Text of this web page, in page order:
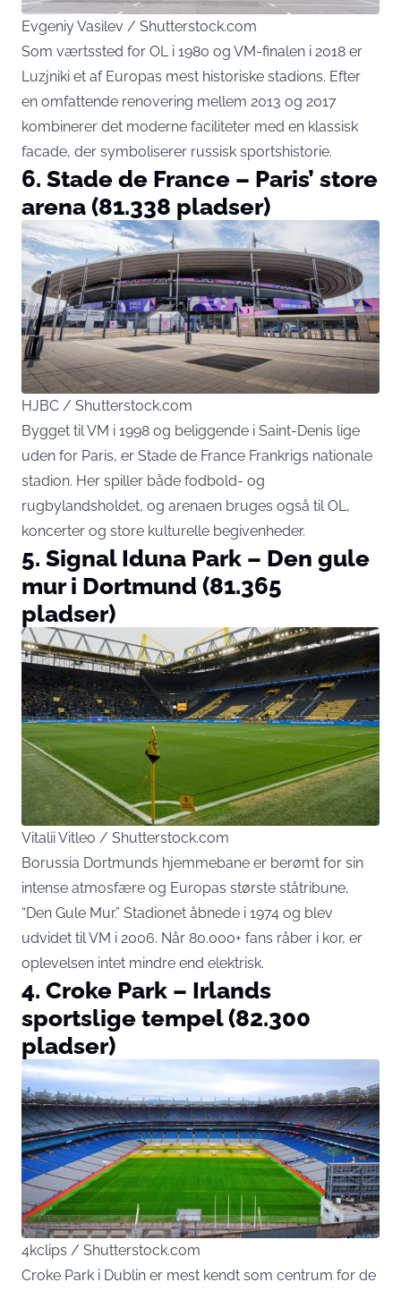
Evgeniy Vasilev / Shutterstock.com
Som værtssted for OL i 1980 og VM-finalen i 2018 er
Luzjniki et af Europas mest historiske stadions. Efter
en omfattende renovering mellem 2013 og 2017
kombinerer det moderne faciliteter med en klassisk
facade, der symboliserer russisk sportshistorie.
6. Stade de France – Paris’ store
arena (81.338 pladser)
HJBC / Shutterstock.com
Bygget til VM i 1998 og beliggende i Saint-Denis lige
uden for Paris, er Stade de France Frankrigs nationale
stadion. Her spiller både fodbold- og
rugbylandsholdet, og arenaen bruges også til OL,
koncerter og store kulturelle begivenheder.
5. Signal Iduna Park – Den gule
mur i Dortmund (81.365
pladser)
Vitalii Vitleo / Shutterstock.com
Borussia Dortmunds hjemmebane er berømt for sin
intense atmosfære og Europas største ståtribune,
“Den Gule Mur.” Stadionet åbnede i 1974 og blev
udvidet til VM i 2006. Når 80.000+ fans råber i kor, er
oplevelsen intet mindre end elektrisk.
4. Croke Park – Irlands
sportslige tempel (82.300
pladser)
4kclips / Shutterstock.com
Croke Park i Dublin er mest kendt som centrum for de